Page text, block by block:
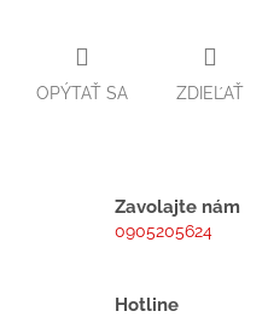
OPÝTAŤ SA ZDIEĽAŤ
Zavolajte nám
0905205624
Hotline